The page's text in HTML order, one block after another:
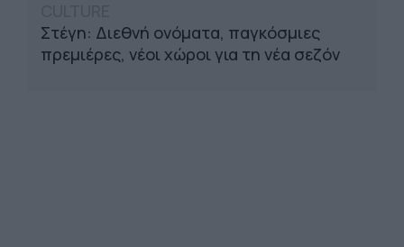
Στέγη: Διεθνή ονόματα, παγκόσμιες
πρεμιέρες, νέοι χώροι για τη νέα σεζόν